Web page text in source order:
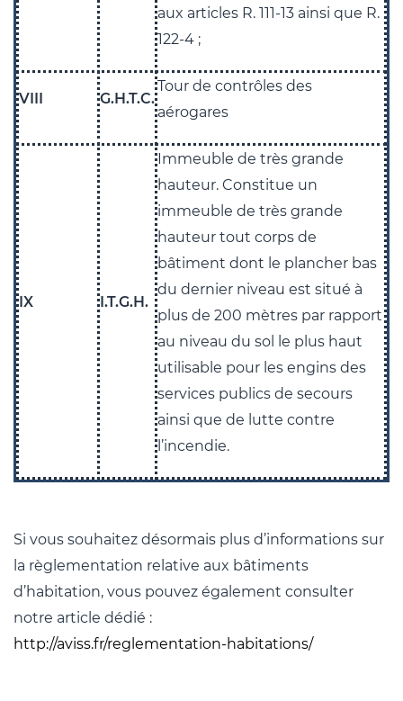
aux articles R. 111-13 ainsi que R.
122-4 ;
VIII G.H.T.C.
Tour de contrôles des
aérogares
IX I.T.G.H.
Immeuble de très grande
hauteur. Constitue un
immeuble de très grande
hauteur tout corps de
bâtiment dont le plancher bas
du dernier niveau est situé à
plus de 200 mètres par rapport
au niveau du sol le plus haut
utilisable pour les engins des
services publics de secours
ainsi que de lutte contre
l’incendie.
Si vous souhaitez désormais plus d’informations sur
la règlementation relative aux bâtiments
d’habitation, vous pouvez également consulter
notre article dédié :
http://aviss.fr/reglementation-habitations/